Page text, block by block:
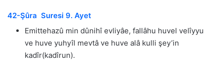
42-Şûra Suresi 9. Ayet
Emittehazû min dûnihî evliyâe, fallâhu huvel velîyyu
ve huve yuhyîl mevtâ ve huve alâ kulli şey’in
kadîr(kadîrun).